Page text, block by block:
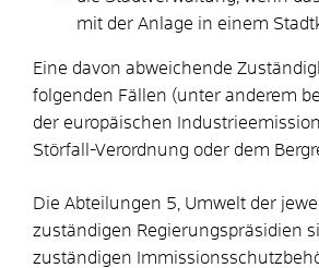
mit der Anlage in einem
Eine davon abweichende
folgenden Fällen (unter anderem
der europäischen
Störfall-Verordnung oder dem
Die Abteilungen 5, Umwelt der
zuständigen Regierungspräsidien
zuständigen